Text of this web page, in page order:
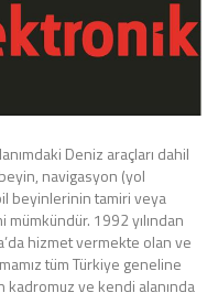
Deniz araçları dahil
navigasyon (yol
beyinlerinin tamiri veya
1992 yılından
hizmet vermekte olan ve
tüm Türkiye geneline
kadromuz ve kendi alanında